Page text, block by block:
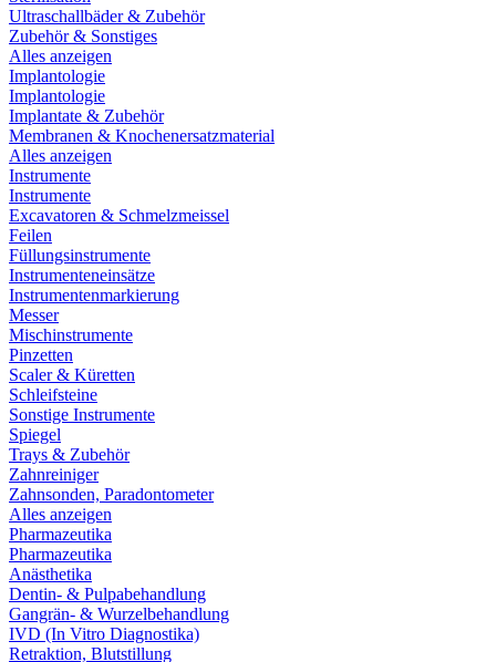
Ultraschallbäder & Zubehör
Zubehör & Sonstiges
Alles anzeigen
Implantologie
Implantologie
Implantate & Zubehör
Membranen & Knochenersatzmaterial
Alles anzeigen
Instrumente
Instrumente
Excavatoren & Schmelzmeissel
Feilen
Füllungsinstrumente
Instrumenteneinsätze
Instrumentenmarkierung
Messer
Mischinstrumente
Pinzetten
Scaler & Küretten
Schleifsteine
Sonstige Instrumente
Spiegel
Trays & Zubehör
Zahnreiniger
Zahnsonden, Paradontometer
Alles anzeigen
Pharmazeutika
Pharmazeutika
Anästhetika
Dentin- & Pulpabehandlung
Gangrän- & Wurzelbehandlung
IVD (In Vitro Diagnostika)
Retraktion, Blutstillung